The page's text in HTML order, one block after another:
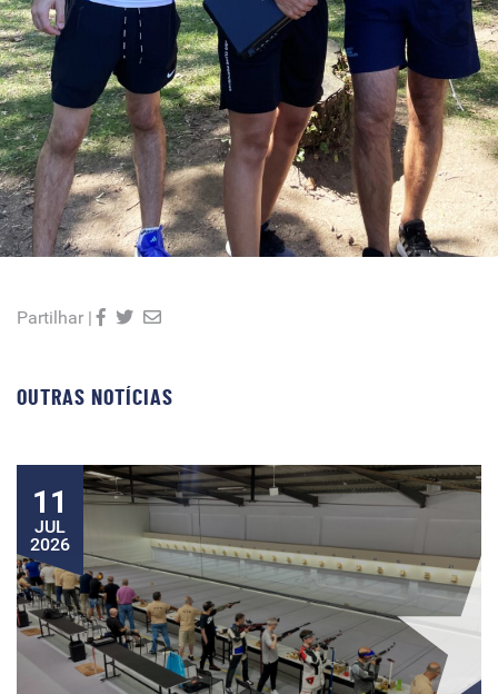
Partilhar |
OUTRAS NOTÍCIAS
11
JUL
2026